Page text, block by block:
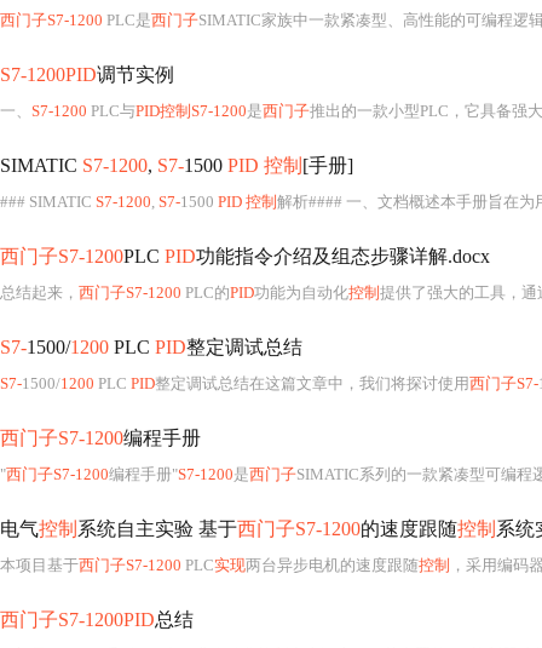
西门子S7-1200 PLC是西门子SIMATIC家族中一款紧凑型、高性能的可编程逻
S7-1200PID调节实例
一、 S7-1200 PLC与PID控制S7-1200是西门子推出的一款小型PLC，它具备强大的
SIMATIC S7-1200, S7-1500 PID 控制 [手册]
### SIMATIC S7-1200, S7-1500 PID 控制 解析#### 一、文档概述本手册旨在
西门子S7-1200PLC PID功能指令介绍及组态步骤详解.docx
总结起来， 西门子S7-1200 PLC的PID功能为自动化控制 提供了强大的工具，通过精
S7-1500/1200 PLC PID整定调试总结
S7-1500/1200 PLC PID整定调试总结在这篇文章中，我们将探讨使用西门子S7-
西门子S7-1200编程手册
"西门子S7-1200编程手册"S7-1200是西门子SIMATIC系列的一款紧凑型可编程
电气控制 系统自主实验 基于西门子S7-1200的速度跟随控制 系统
本项目基于西门子S7-1200 PLC实现两台异步电机的速度跟随控制 ，采用编码
西门子S7-1200PID总结